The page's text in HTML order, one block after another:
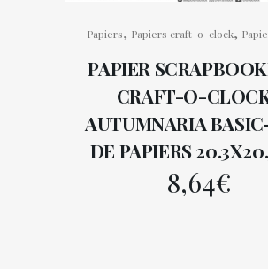
Papiers, Papiers craft-o-clock,
PAPIER
CRAFT-O-
AUTUMNARIA
DE PAPIERS
8,64€